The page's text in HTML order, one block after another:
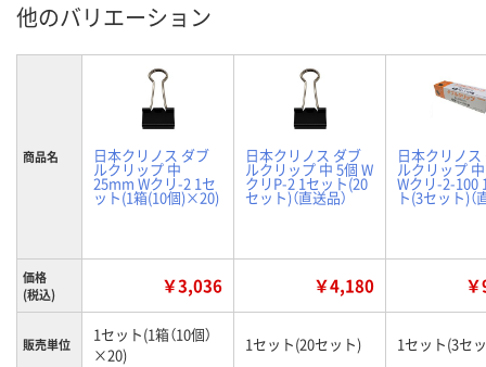
他のバリエーション
商品名 日本クリノス ダブ
ルクリップ 中
25mm Wクリ-2 1セ
ット(1箱(10個)×20)
日本クリノス ダブ
ルクリップ 中 5個 W
クリP-2 1セット(20
セット)（直送品）
日本クリノス
ルクリップ
Wクリ-2-100
ト(3セット)（
価格
(税込)
￥3,036 ￥4,180
販売単位
1セット(1箱（10個）
×20)
1セット(20セット) 1セット(3セ